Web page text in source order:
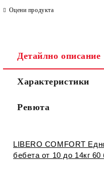
Съгласен съм с
Ние ще се свържем с вас в
Оцени продукта
Детайлно описание
Характеристики
Ревюта
LIBERO COMFORT
бебета от 10 до 14кг 60